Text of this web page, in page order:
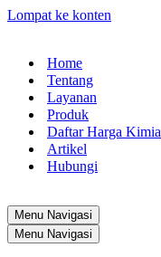
Lompat ke konten
Home
Tentang
Layanan
Produk
Daftar Harga Kimia
Artikel
Hubungi
Menu Navigasi
Menu Navigasi